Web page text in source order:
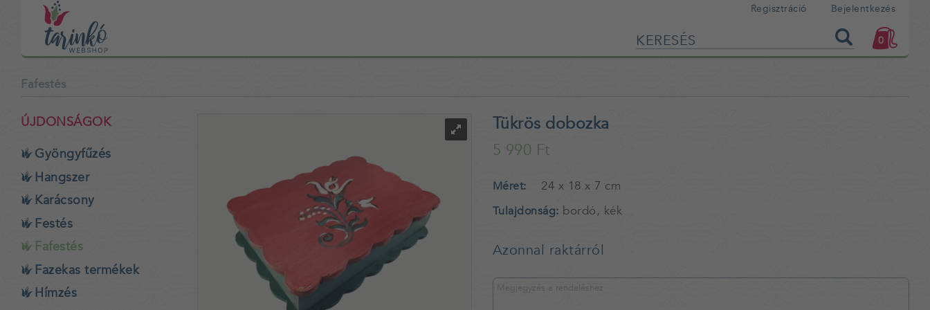
Regisztráció Bejelentkezés
0
Fafestés
Tükrös dobozka
5 990 Ft
Méret 24 x 18 x 7 cm
Tulajdonság bordó, kék
Azonnal raktárról
ÚJDONSÁGOK
Gyöngyfűzés
Hangszer
Karácsony
Festés
Fafestés
Fazekas termékek
Hímzés